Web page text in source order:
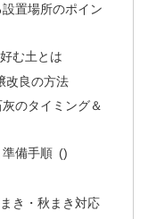
置場所のポイン
む土とは
改良の方法
のタイミング＆
準備手順 ()
き・秋まき対応